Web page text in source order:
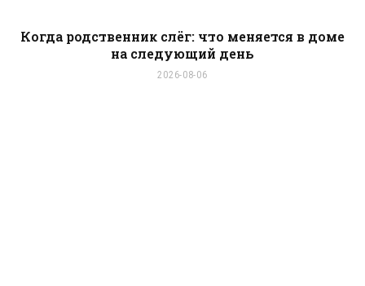
Когда родственник слёг: что меняется в доме
на следующий день
2026-08-06